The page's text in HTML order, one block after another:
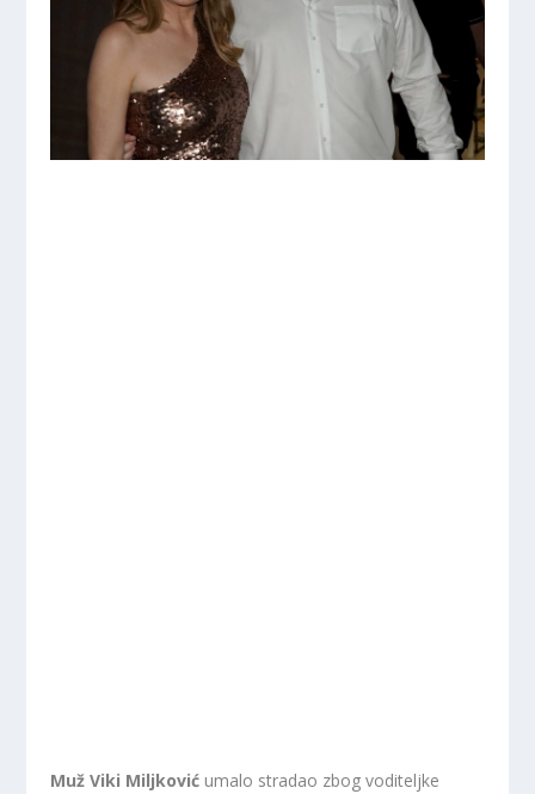
Muž Viki Miljković umalo stradao zbog voditeljke